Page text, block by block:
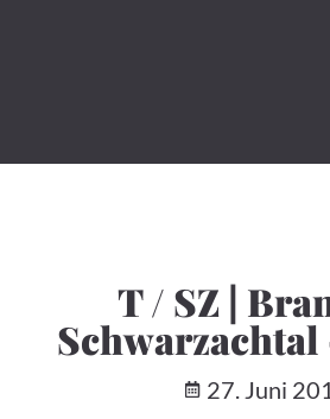
T / SZ |
Schwarzachtal
27. Juni